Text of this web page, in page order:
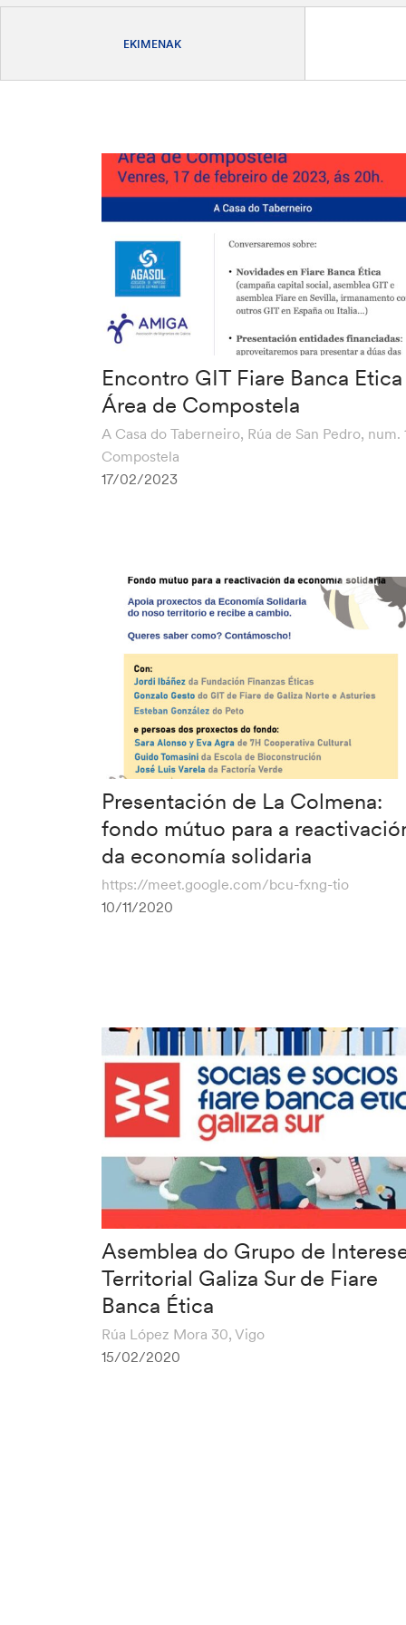
EKIMENAK
Encontro GIT Fiare Banca
Área de Compostela
A Casa do Taberneiro, Rúa de San Pedro, num.
Compostela
17/02/2023
Presentación de La Colmena:
fondo mútuo para a
da economía solidaria
https://meet.google.com/bcu-fxng-tio
10/11/2020
Asemblea do Grupo de
Territorial Galiza Sur de Fiare
Banca Ética
Rúa López Mora 30, Vigo
15/02/2020